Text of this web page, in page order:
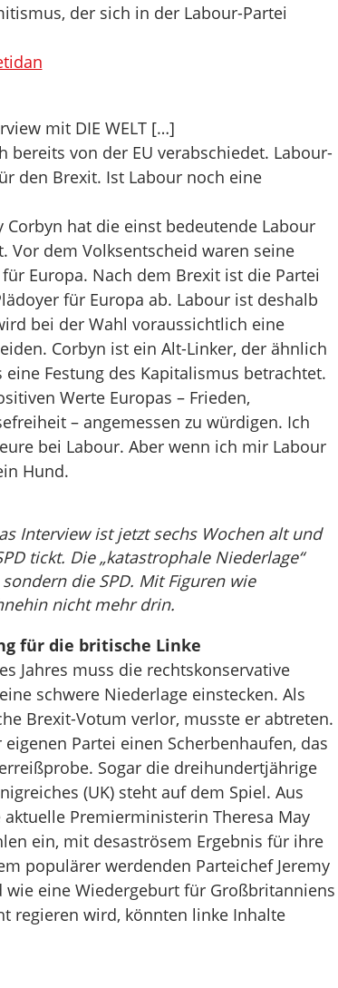
der sich in der Labour-Partei
mit DIE WELT […]
bereits von der EU verabschiedet. Labour-
den Brexit. Ist Labour noch eine
Corbyn hat die einst bedeutende Labour
Vor dem Volksentscheid waren seine
Europa. Nach dem Brexit ist die Partei
für Europa ab. Labour ist deshalb
bei der Wahl voraussichtlich eine
Corbyn ist ein Alt-Linker, der ähnlich
Festung des Kapitalismus betrachtet.
Werte Europas – Frieden,
– angemessen zu würdigen. Ich
bei Labour. Aber wenn ich mir Labour
Hund.
Interview ist jetzt sechs Wochen alt und
tickt. Die „katastrophale Niederlage“
die SPD. Mit Figuren wie
nicht mehr drin.
für die britische Linke
Jahres muss die rechtskonservative
schwere Niederlage einstecken. Als
Brexit-Votum verlor, musste er abtreten.
Partei einen Scherbenhaufen, das
Sogar die dreihundertjährige
(UK) steht auf dem Spiel. Aus
Premierministerin Theresa May
ein, mit desaströsem Ergebnis für ihre
populärer werdenden Parteichef Jeremy
eine Wiedergeburt für Großbritanniens
regieren wird, könnten linke Inhalte